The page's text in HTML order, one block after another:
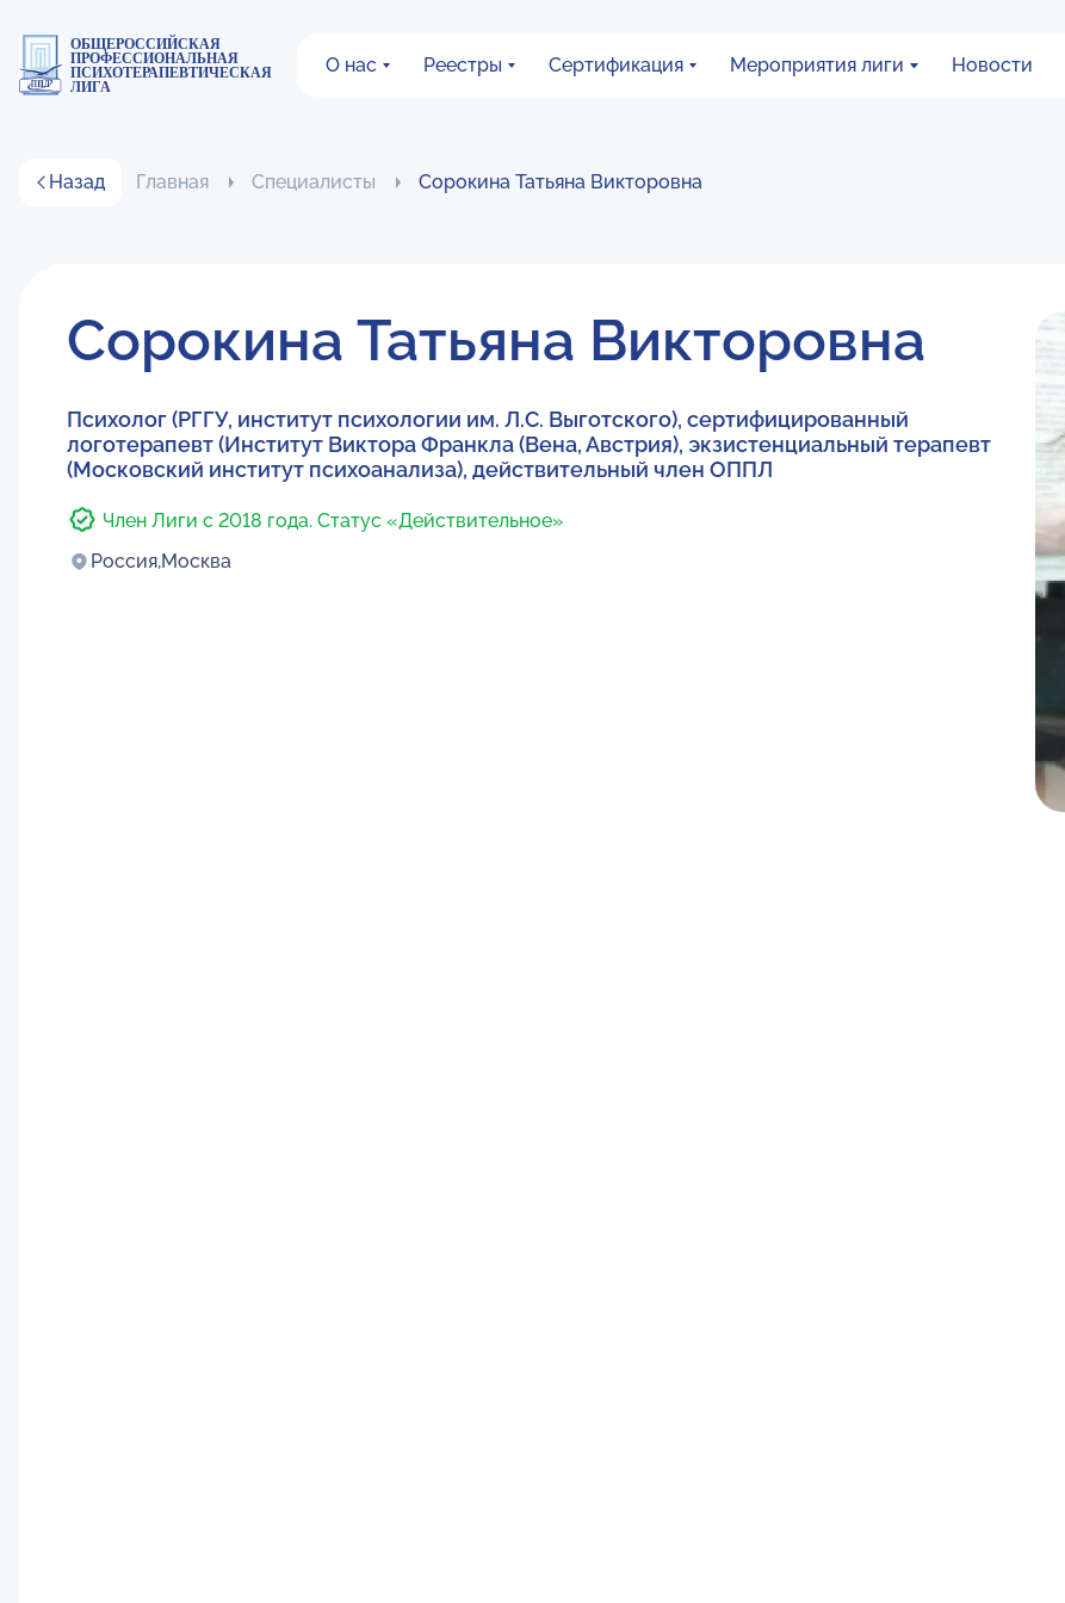
ОБЩЕРОССИЙСКАЯ
ПРОФЕССИОНАЛЬНАЯ
ПСИХОТЕРАПЕВТИЧЕСКАЯ
ЛИГА
О нас Реестры Сертификация Мероприятия лиги Новости
Назад Главная Специалисты Сорокина Татьяна Викторовна
Сорокина Татьяна Викторовна
Психолог (РГГУ, институт психологии им. Л.С. Выготского), сертифицированный
логотерапевт (Институт Виктора Франкла (Вена, Австрия), экзистенциальный терапевт
(Московский институт психоанализа), действительный член ОППЛ
Член Лиги с 2018 года. Статус «Действительное»
Россия,Москва